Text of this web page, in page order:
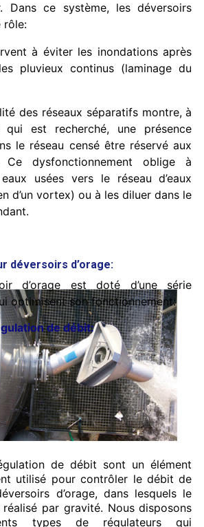
Dans ce système, les déversoirs
rôle:
à éviter les inondations après
pluvieux continus (laminage du
des réseaux séparatifs montre, à
qui est recherché, une présence
le réseau censé être réservé aux
Ce dysfonctionnement oblige à
usées vers le réseau d’eaux
d’un vortex) ou à les diluer dans le
déversoirs d’orage:
d’orage est doté d’une série
optimisent son fonctionnement:
de débit:
de débit sont un élément
utilisé pour contrôler le débit de
d’orage, dans lesquels le
par gravité. Nous disposons
types de régulateurs qui